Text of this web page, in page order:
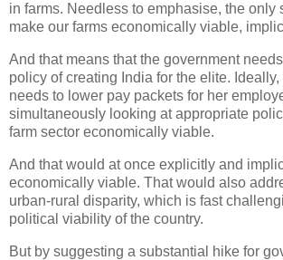
in farms. Needless to emphasise, the only
make our farms economically viable,
And that means that the government
policy of creating India for the elite.
needs to lower pay packets for her
simultaneously looking at appropriate
farm sector economically viable.
And that would at once explicitly and
economically viable. That would also
urban-rural disparity, which is fast
political viability of the country.
But by suggesting a substantial hike for